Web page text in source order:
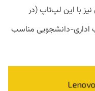
با این لپ‌تاپ (در
اداری-دانشجویی مناسب